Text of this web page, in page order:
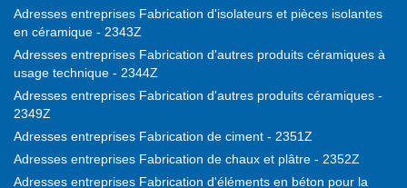
Adresses entreprises Fabrication d'isolateurs et pièces isolantes
en céramique - 2343Z
Adresses entreprises Fabrication d'autres produits céramiques à
usage technique - 2344Z
Adresses entreprises Fabrication d'autres produits céramiques -
2349Z
Adresses entreprises Fabrication de ciment - 2351Z
Adresses entreprises Fabrication de chaux et plâtre - 2352Z
Adresses entreprises Fabrication d'éléments en béton pour la